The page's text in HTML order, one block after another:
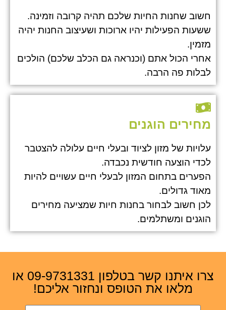
חשוב שחנות החיות שלכם תהיה קרובה וזמינה.
ששעות הפעילות יהיו ארוכות ושעיצוב החנות יהיה
מזמין.
אחרי הכול אתם (וכנראה גם הכלב שלכם) הולכים
לבלות פה הרבה.
מחירים הוגנים
עלויות של מזון לציוד ובעלי חיים עלולה להצטבר
לכדי הוצעה חודשית נכבדה.
הפערים בתחום המזון לבעלי חיים עשויים להיות
מאוד גדולים.
לכן חשוב לבחור בחנות חיות שמציעה מחירים
הוגנים ומשתלמים.
צרו איתנו קשר בטלפון 09-9731331 או
מלאו את הטופס ונחזור אליכם!